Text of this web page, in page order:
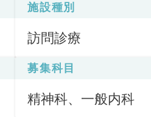
施設種別
訪問診療
募集科目
精神科、一般内科